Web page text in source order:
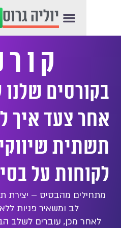
יוליה גרוס דברו
שלנו
צעד איך לבנות
שיווקית
על בסיס
מהבסיס – יצירת תוכן
לב ומשאיר פניות ללא הוצאות
מכן, עוברים לשלב הבא –